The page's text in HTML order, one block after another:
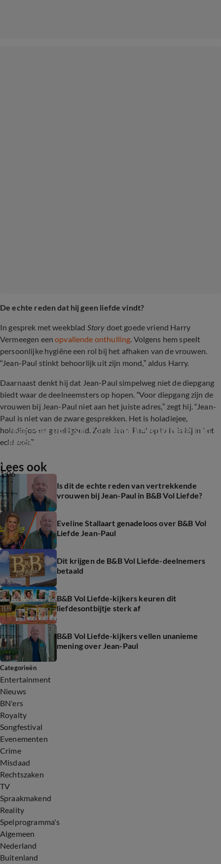
De echte reden dat hij geen liefde vindt?
In gesprek met weekblad Story doet goede vriend Harry
Vermeegen eenopvallende onthulling. Volgens hem speelt
persoonlijke hygiëne een rol bij het afhaken van de vrouwen.
“Jean-Paul stinkt behoorlijk uit zijn mond,” aldus Harry.
Daarnaast denkt hij dat Jean-Paul simpelweg niet de diepgang
biedt waar de deelneemsters op hopen. “Voor diepgang zijn de
vrouwen bij Jean-Paul niet aan het juiste adres,” zegt hij. “Jean-
Paul is niet van de zware gesprekken. Het is holadiejee,
holadiejoo en gezelligheid. Zoals Jean-Paul op tv is, is hij in het
echt ook.”
1:06
Jean Paul uit B&B Vol Liefde heeft in deze film
gespeeld
Lees ook
Is dit de echte reden van vertrekkende
vrouwen bij Jean-Paul in B&B Vol Liefde?
Eveline Stallaart genadeloos over B&B Vol
Liefde Jean-Paul
Dit krijgen de B&B Vol Liefde-deelnemers
betaald
B&B Vol Liefde-kijkers keuren dit
liefdesontbijtje sterk af
B&B Vol Liefde-kijkers vellen unanieme
mening over Jean-Paul
Categorieën
Entertainment
Nieuws
BN'ers
Royalty
Songfestival
Evenementen
Crime
Misdaad
Rechtszaken
TV
Spraakmakend
Reality
Spelprogramma's
Algemeen
Nederland
Buitenland